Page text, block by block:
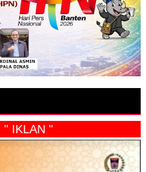
" IKLAN "